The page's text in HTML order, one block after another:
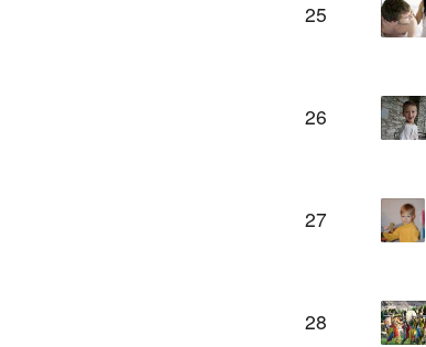
25
26
27
28